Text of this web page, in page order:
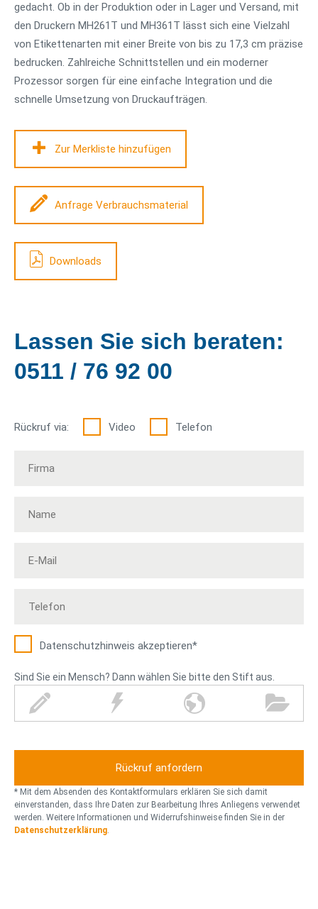
gedacht. Ob in der Produktion oder in Lager und Versand, mit
den Druckern MH261T und MH361T lässt sich eine Vielzahl
von Etikettenarten mit einer Breite von bis zu 17,3 cm präzise
bedrucken. Zahlreiche Schnittstellen und ein moderner
Prozessor sorgen für eine einfache Integration und die
schnelle Umsetzung von Druckaufträgen.
Zur Merkliste hinzufügen
Anfrage Verbrauchsmaterial
Downloads
Lassen Sie sich beraten:
0511 / 76 92 00
Rückruf via: Video Telefon
Datenschutz­hinweis akzeptieren*
Sind Sie ein Mensch? Dann wählen Sie bitte den Stift aus.
S
t
f
B
l
t
z
W
e
t
u
g
O
r
n
r
* Mit dem Absenden des Kontaktformulars erklären Sie sich damit
einverstanden, dass Ihre Daten zur Bearbeitung Ihres Anliegens verwendet
werden. Weitere Informationen und Widerrufshinweise finden Sie in der
Datenschutzerklärung.